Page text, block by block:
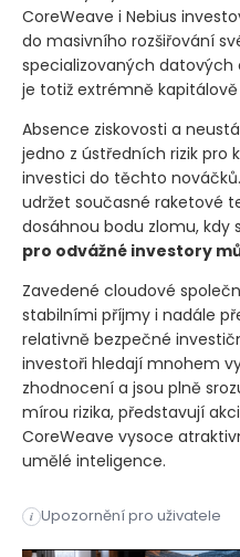
CoreWeave i Nebius
do masivního rozšiřování
specializovaných
je totiž extrémně
Absence ziskovosti a
jedno z ústředních rizik pro
investici do těchto
udržet současné raketové
dosáhnou bodu zlomu, kdy
pro odvážné investory
Zavedené cloudové
stabilními příjmy i nadále
relativně bezpečné
investoři hledají mnohem
zhodnocení a jsou plně
mírou rizika, představují
CoreWeave vysoce
umělé inteligence.
i Upozornění pro uživatele